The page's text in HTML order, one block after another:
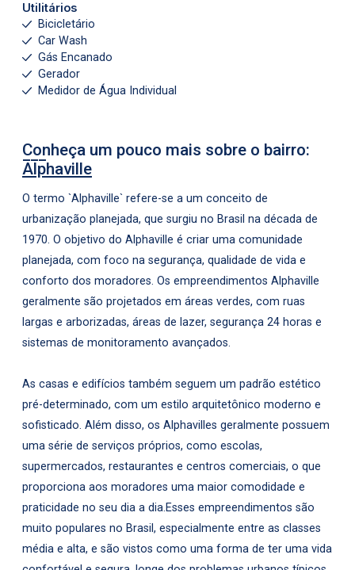
Utilitários
Bicicletário
Car Wash
Gás Encanado
Gerador
Medidor de Água Individual
Conheça um pouco mais sobre o bairro:
Alphaville
O termo `Alphaville` refere-se a um conceito de
urbanização planejada, que surgiu no Brasil na década de
1970. O objetivo do Alphaville é criar uma comunidade
planejada, com foco na segurança, qualidade de vida e
conforto dos moradores. Os empreendimentos Alphaville
geralmente são projetados em áreas verdes, com ruas
largas e arborizadas, áreas de lazer, segurança 24 horas e
sistemas de monitoramento avançados.
As casas e edifícios também seguem um padrão estético
pré-determinado, com um estilo arquitetônico moderno e
sofisticado. Além disso, os Alphavilles geralmente possuem
uma série de serviços próprios, como escolas,
supermercados, restaurantes e centros comerciais, o que
proporciona aos moradores uma maior comodidade e
praticidade no seu dia a dia.Esses empreendimentos são
muito populares no Brasil, especialmente entre as classes
média e alta, e são vistos como uma forma de ter uma vida